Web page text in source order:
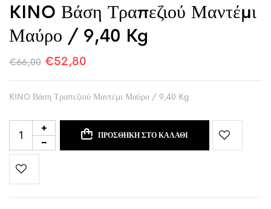
KINO Βάση Τραπεζιού Μαντέμι
Μαύρο / 9,40 Kg
€66,00 €52,80
KINO Βάση Τραπεζιού Μαντέμι Μαύρο / 9,40 Kg
ΠΡΟΣΘΉΚΗ ΣΤΟ ΚΑΛΆΘΙ